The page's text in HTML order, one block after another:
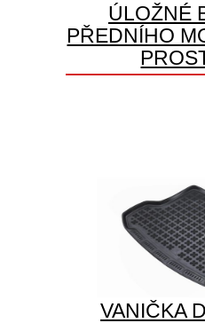
ÚLOŽNÉ
PŘEDNÍHO
VANIČKA